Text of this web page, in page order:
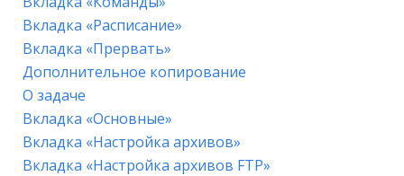
Вкладка «Расписание»
Вкладка «Прервать»
Дополнительное копирование
О задаче
Вкладка «Основные»
Вкладка «Настройка архивов»
Вкладка «Настройка архивов FTP»